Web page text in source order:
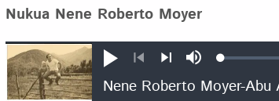
Nukua Nene Roberto Moyer
Nukuega
AnteriorSiguiente
SilenciarLoaded: